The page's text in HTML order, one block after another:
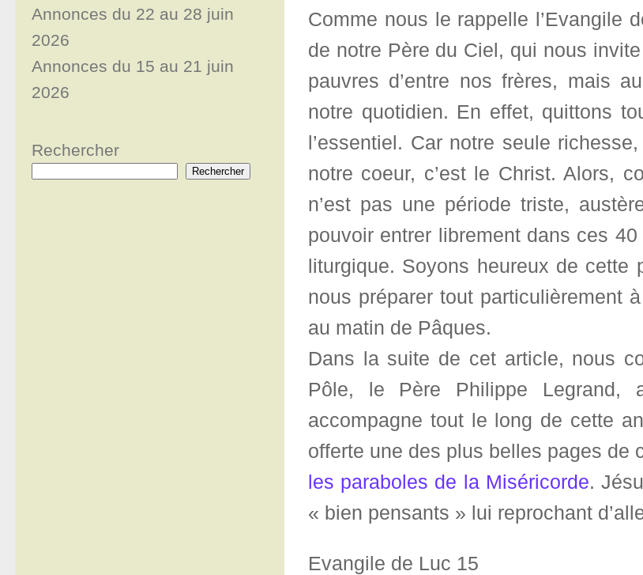
Comme nous le rappelle l’Evangile
de notre Père du Ciel, qui nous
pauvres d’entre nos frères, mais
notre quotidien. En effet, quittons
l’essentiel. Car notre seule
notre coeur, c’est le Christ. Alors,
n’est pas une période triste,
pouvoir entrer librement dans ces
liturgique. Soyons heureux de cette
nous préparer tout particulièrement
au matin de Pâques.
Dans la suite de cet article, nous
Pôle, le Père Philippe Legrand,
accompagne tout le long de cette
offerte une des plus belles pages de
les paraboles de la Miséricorde.
« bien pensants » lui reprochant
Evangile de Luc 15
Annonces du 22 au 28 juin
2026
Annonces du 15 au 21 juin
2026
Rechercher
Rechercher